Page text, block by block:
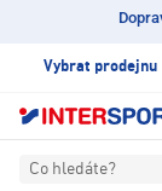
Vybrat prodejnu
Co hledáte?